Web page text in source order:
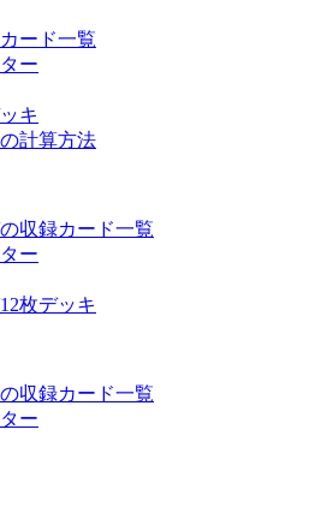
ード一覧
ー
キ
計算方法
収録カード一覧
ー
枚デッキ
収録カード一覧
ー